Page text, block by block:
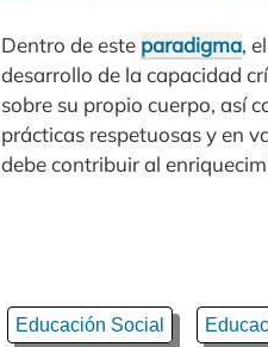
Dentro de este paradigma,
desarrollo de la capacidad
sobre su propio cuerpo, así
prácticas respetuosas y en
debe contribuir al
Educación Social